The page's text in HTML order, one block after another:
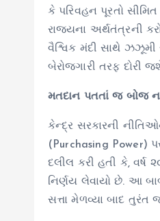
કે પરિવહન પૂરતો
રાજ્યના અર્થતંત્રની
વૈશ્વિક મંદી સાથે
બેરોજગારી તરફ દોરી
મતદાન પતતાં જ બોજ
કેન્દ્ર સરકારની
(Purchasing Power)
દલીલ કરી હતી કે, વર્ષ
નિર્ણય લેવાયો છે. આ
સત્તા મેળવ્યા બાદ